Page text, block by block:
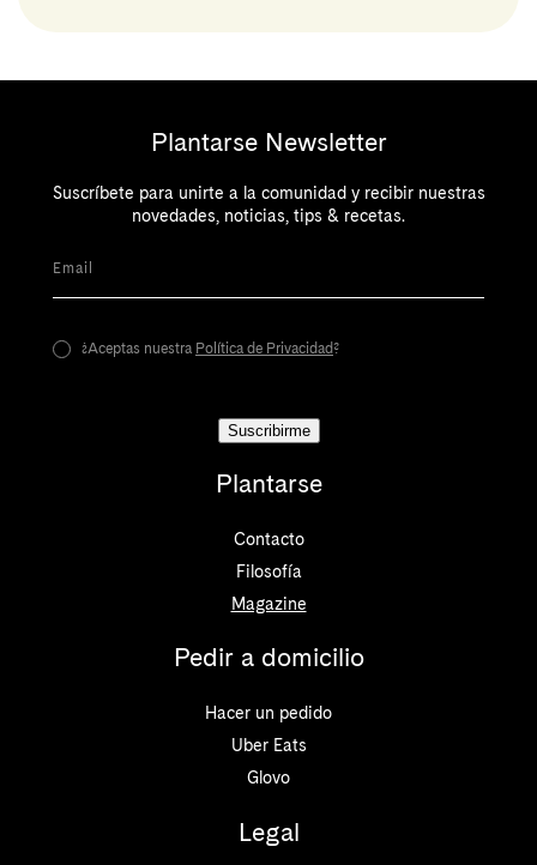
Plantarse Newsletter
Suscríbete para unirte a la comunidad y recibir nuestras
novedades, noticias, tips & recetas.
Email
¿Aceptas nuestra Política de Privacidad?
Suscribirme
Plantarse
Contacto
Filosofía
Magazine
Pedir a domicilio
Hacer un pedido
Uber Eats
Glovo
Legal